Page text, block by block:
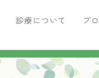
診療について
門治療
治療
ブ
ブログ
腫瘍科ブログ